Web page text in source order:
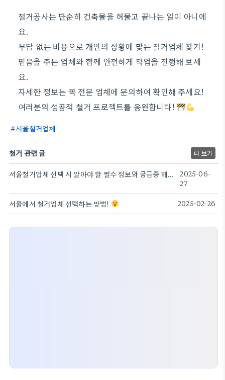
철거공사는 단순히 건축물을 허물고 끝나는 일이 아니에
요.
부담 없는 비용으로 개인의 상황에 맞는 철거업체 찾기!
믿음을 주는 업체와 함께 안전하게 작업을 진행해 보세
요.
자세한 정보는 꼭 전문 업체에 문의하여 확인해 주세요!
여러분의 성공적 철거 프로젝트를 응원합니다!
서울철거업체
철거 관련 글 더 보기
서울철거업체 선택 시 알아야 할 필수 정보와 궁금증 해결하기
2025-06-
27
서울에서 철거업체 선택하는 방법! 2025-02-26